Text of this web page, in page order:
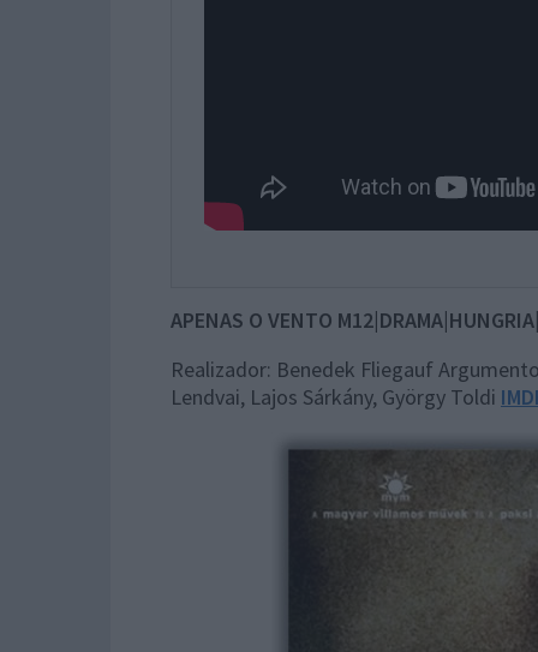
APENAS O VENTO
Realizador: Benedek Fliegauf
Lendvai, Lajos Sárkány, György Toldi